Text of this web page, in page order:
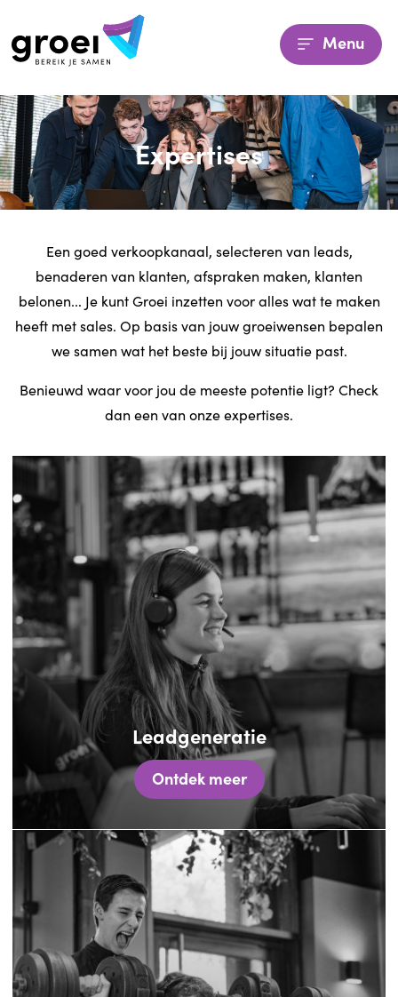
Menu
Expertises
Een goed verkoopkanaal, selecteren van leads,
benaderen van klanten, afspraken maken, klanten
belonen... Je kunt Groei inzetten voor alles wat te maken
heeft met sales. Op basis van jouw groeiwensen bepalen
we samen wat het beste bij jouw situatie past.
Benieuwd waar voor jou de meeste potentie ligt? Check
dan een van onze expertises.
Leadgeneratie
Ontdek meer